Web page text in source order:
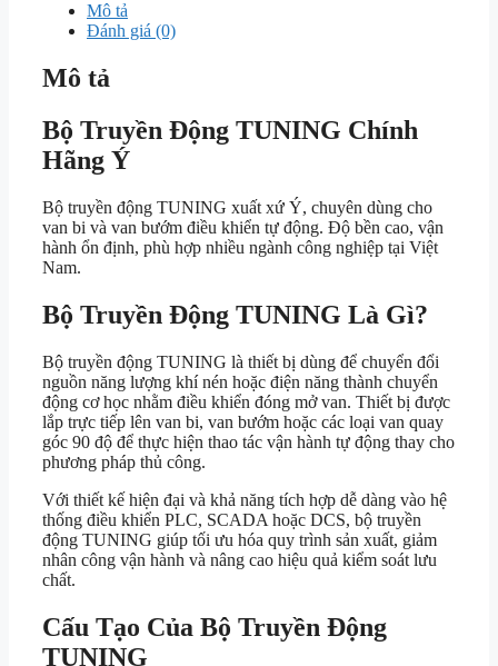
Mô tả
Đánh giá (0)
Mô tả
Bộ Truyền Động TUNING Chính
Hãng Ý
Bộ truyền động TUNING xuất xứ Ý, chuyên dùng cho
van bi và van bướm điều khiển tự động. Độ bền cao, vận
hành ổn định, phù hợp nhiều ngành công nghiệp tại Việt
Nam.
Bộ Truyền Động TUNING Là Gì?
Bộ truyền động TUNING là thiết bị dùng để chuyển đổi
nguồn năng lượng khí nén hoặc điện năng thành chuyển
động cơ học nhằm điều khiển đóng mở van. Thiết bị được
lắp trực tiếp lên van bi, van bướm hoặc các loại van quay
góc 90 độ để thực hiện thao tác vận hành tự động thay cho
phương pháp thủ công.
Với thiết kế hiện đại và khả năng tích hợp dễ dàng vào hệ
thống điều khiển PLC, SCADA hoặc DCS, bộ truyền
động TUNING giúp tối ưu hóa quy trình sản xuất, giảm
nhân công vận hành và nâng cao hiệu quả kiểm soát lưu
chất.
Cấu Tạo Của Bộ Truyền Động
TUNING